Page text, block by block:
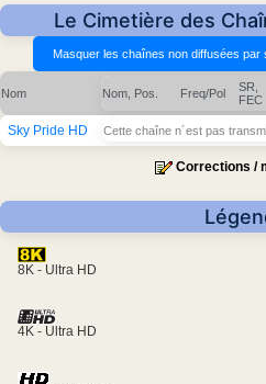
Le Cimetière des
Nom Nom, Pos. Freq/Pol
SR,
FEC
Sky Pride HD Cette chaîne n´est pas
Corrections /
8K - Ultra HD
4K - Ultra HD